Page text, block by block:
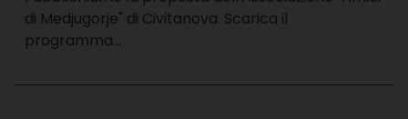
di Medjugorje" di Civitanova. Scarica il
programma…